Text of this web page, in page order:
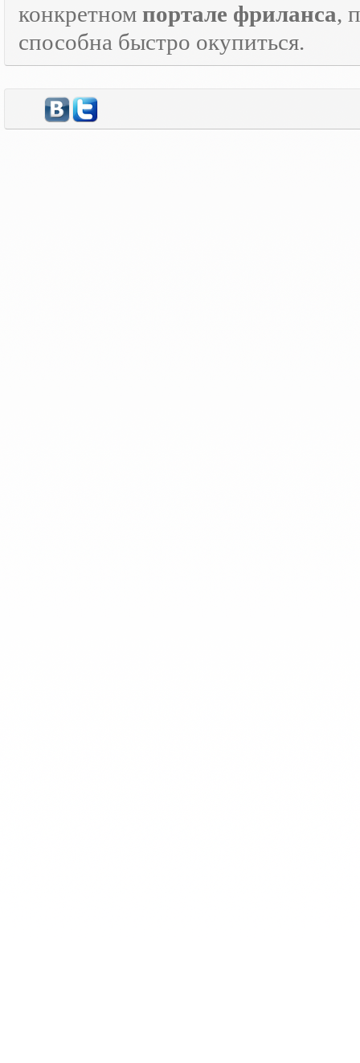
конкретном портале фриланса,
способна быстро окупиться.